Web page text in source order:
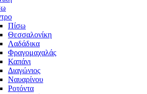
Πίσω
Θεσσαλονίκη
Λαδάδικα
Φραγομαχαλάς
Καπάνι
Διαγώνιος
Ναυαρίνου
Ροτόντα